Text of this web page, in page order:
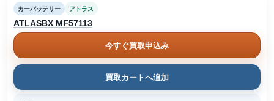
カーバッテリー アトラス
ATLASBX MF57113
今すぐ買取申込み
買取カートへ追加